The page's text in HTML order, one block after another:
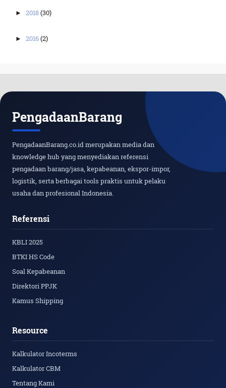
► 2018(30)
► 2016(2)
PengadaanBarang
PengadaanBarang.co.id merupakan media dan
knowledge hub yang menyediakan referensi
pengadaan barang/jasa, kepabeanan, ekspor-impor,
logistik, serta berbagai tools praktis untuk pelaku
usaha dan profesional Indonesia.
Referensi
KBLI 2025
BTKI HS Code
Soal Kepabeanan
Direktori PPJK
Kamus Shipping
Resource
Kalkulator Incoterms
Kalkulator CBM
Tentang Kami